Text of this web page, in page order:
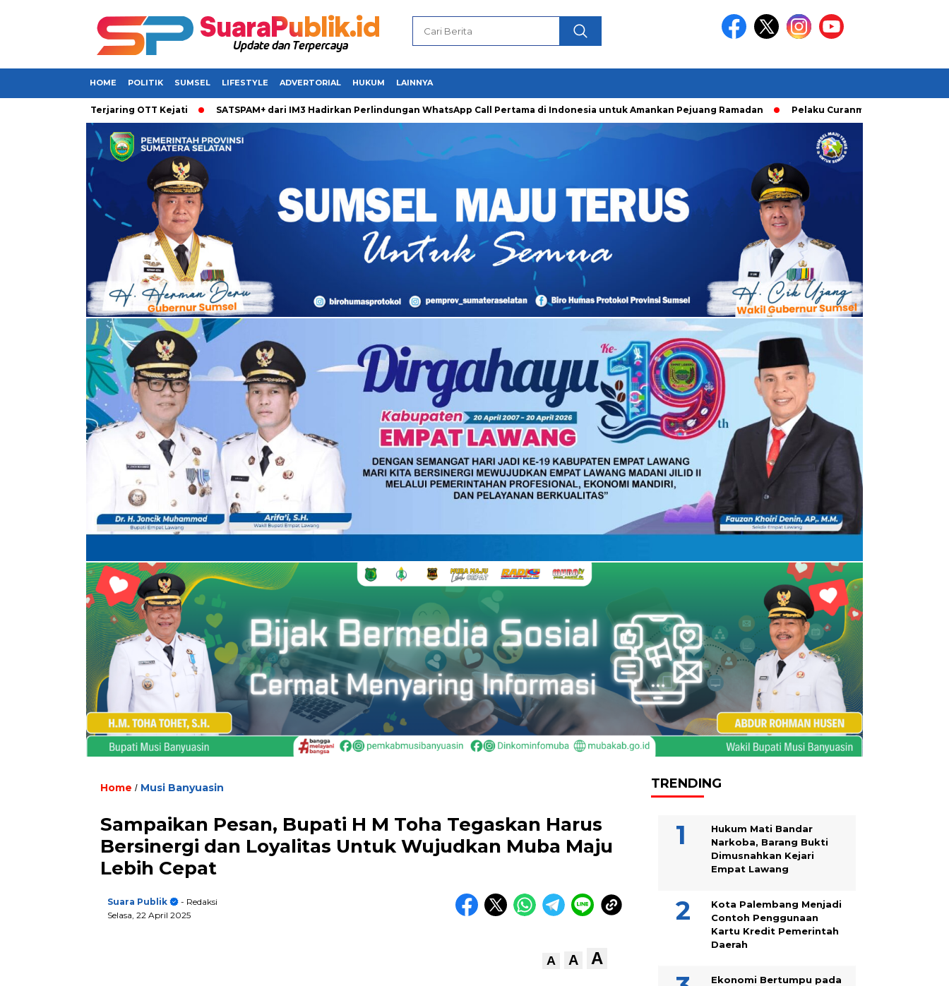
HOME POLITIK SUMSEL LIFESTYLE ADVERTORIAL HUKUM LAINNYA
Terjaring OTT Kejati SATSPAM+ dari IM3 Hadirkan Perlindungan WhatsApp Call Pertama di Indonesia untuk Amankan Pejuang Ramadan Pelaku Curanmor diringkusi Unit Ranmor
Home / Musi Banyuasin
Sampaikan Pesan, Bupati H M Toha Tegaskan Harus
Bersinergi dan Loyalitas Untuk Wujudkan Muba Maju
Lebih Cepat
Suara Publik
- Redaksi
Selasa, 22 April 2025
A A A
TRENDING
Hukum Mati Bandar
Narkoba, Barang Bukti
Dimusnahkan Kejari
Empat Lawang
Kota Palembang Menjadi
Contoh Penggunaan
Kartu Kredit Pemerintah
Daerah
Ekonomi Bertumpu pada